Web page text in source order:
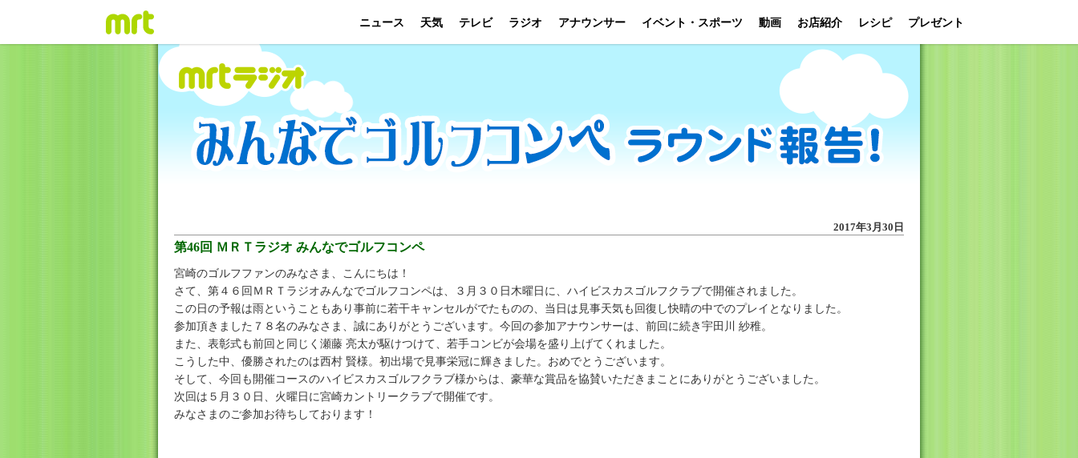
ニュース 天気 テレビ ラジオ アナウンサー イベント・スポーツ 動画 お店紹介 レシピ プレゼント
2017年3月30日
第46回 ＭＲＴラジオ みんなでゴルフコンペ
宮崎のゴルフファンのみなさま、こんにちは！
さて、第４６回ＭＲＴラジオみんなでゴルフコンペは、３月３０日木曜日に、ハイビスカスゴルフクラブで開催されました。
この日の予報は雨ということもあり事前に若干キャンセルがでたものの、当日は見事天気も回復し快晴の中でのプレイとなりました。
参加頂きました７８名のみなさま、誠にありがとうございます。今回の参加アナウンサーは、前回に続き宇田川 紗稚。
また、表彰式も前回と同じく瀬藤 亮太が駆けつけて、若手コンビが会場を盛り上げてくれました。
こうした中、優勝されたのは西村 賢様。初出場で見事栄冠に輝きました。おめでとうございます。
そして、今回も開催コースのハイビスカスゴルフクラブ様からは、豪華な賞品を協賛いただきまことにありがとうございました。
次回は５月３０日、火曜日に宮崎カントリークラブで開催です。
みなさまのご参加お待ちしております！